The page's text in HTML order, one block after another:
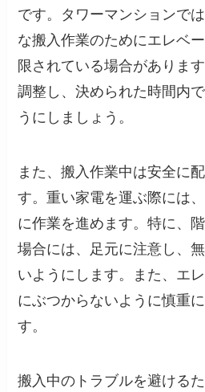
です。タワーマンションで
な搬入作業のためにエレベ
限されている場合がありま
調整し、決められた時間内
うにしましょう。
また、搬入作業中は安全に
す。重い家電を運ぶ際には
に作業を進めます。特に、
場合には、足元に注意し、
いようにします。また、エ
にぶつからないように慎重
す。
搬入中のトラブルを避ける